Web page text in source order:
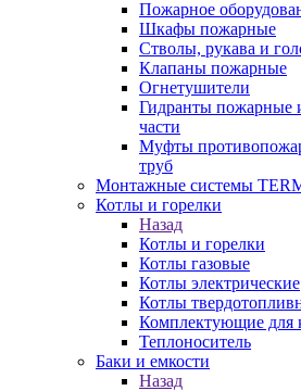
Пожарное
Шкафы пожарные
Стволы, рукава и
Клапаны пожарные
Огнетушители
Гидранты пожарные
части
Муфты
труб
Монтажные системы
Котлы и горелки
Назад
Котлы и горелки
Котлы газовые
Котлы электрические
Котлы
Комплектующие для
Теплоноситель
Баки и емкости
Назад